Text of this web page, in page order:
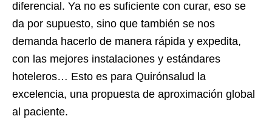
diferencial. Ya no es suficiente con curar, eso se
da por supuesto, sino que también se nos
demanda hacerlo de manera rápida y expedita,
con las mejores instalaciones y estándares
hoteleros… Esto es para Quirónsalud la
excelencia, una propuesta de aproximación global
al paciente.